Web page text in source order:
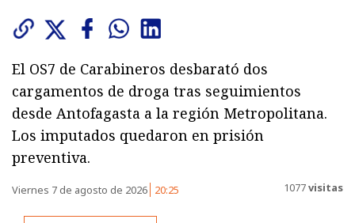
El OS7 de Carabineros desbarató dos
cargamentos de droga tras seguimientos
desde Antofagasta a la región Metropolitana.
Los imputados quedaron en prisión
preventiva.
Viernes 7 de agosto de 2026 20:25 1077visitas